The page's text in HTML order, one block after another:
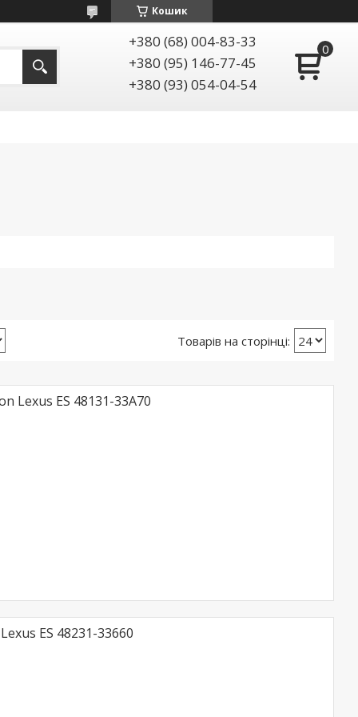
Кошик
+380 (68) 004-83-33
+380 (95) 146-77-45
+380 (93) 054-04-54
Lexus ES 48131-33A70
ES 48231-33660